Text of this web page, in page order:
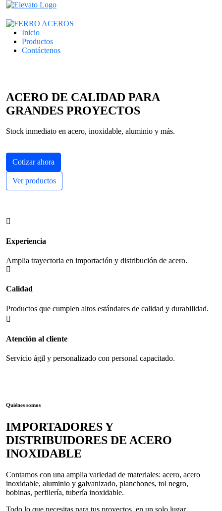
Inicio
Productos
Contáctenos
ACERO DE CALIDAD PARA
GRANDES PROYECTOS
Stock inmediato en acero, inoxidable, aluminio y más.
Cotizar ahora
Ver productos
Experiencia
Amplia trayectoria en importación y distribución de acero.
Calidad
Productos que cumplen altos estándares de calidad y durabilidad.
Atención al cliente
Servicio ágil y personalizado con personal capacitado.
Quiénes somos
IMPORTADORES Y
DISTRIBUIDORES DE ACERO
INOXIDABLE
Contamos con una amplia variedad de materiales: acero, acero
inoxidable, aluminio y galvanizado, planchones, tol negro,
bobinas, perfilería, tubería inoxidable.
Todo lo que necesitas para tus proyectos, en un solo lugar.